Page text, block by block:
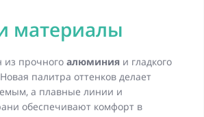
материалы
из прочного алюминия и гладкого
палитра оттенков делает
а плавные линии и
обеспечивают комфорт в